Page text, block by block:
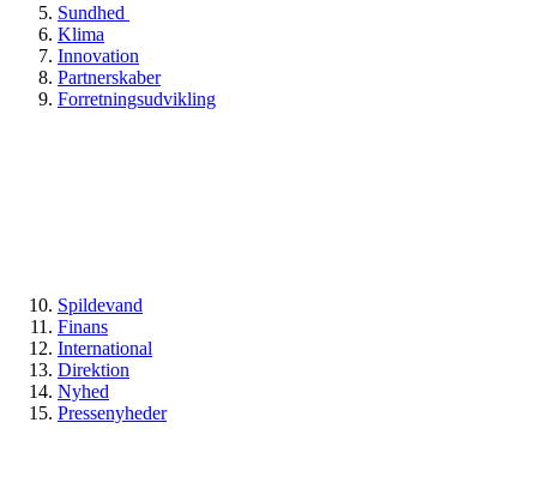
Sundhed
Klima
Innovation
Partnerskaber
Forretningsudvikling
Spildevand
Finans
International
Direktion
Nyhed
Pressenyheder